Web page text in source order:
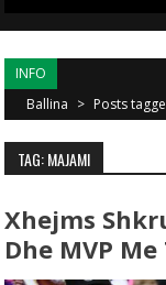
INFO
Ballina > Posts
TAG: MAJAMI
Xhejms
Dhe MVP